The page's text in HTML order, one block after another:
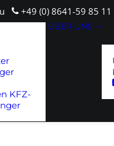
+49 (0) 8641-59 85 11
KFZ-
ÜBER UNS